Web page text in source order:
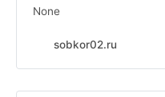
None
sobkor02.ru